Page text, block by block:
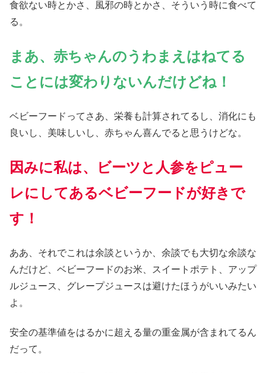
食欲ない時とかさ、風邪の時とかさ、そういう時に食べて
る。
まあ、赤ちゃんのうわまえはねてる
ことには変わりないんだけどね！
ベビーフードってさあ、栄養も計算されてるし、消化にも
良いし、美味しいし、赤ちゃん喜んでると思うけどな。
因みに私は、
ビーツと人参をピュー
レにしてあるベビーフードが好きで
す！
ああ、それでこれは余談というか、余談でも大切な余談な
んだけど、ベビーフードのお米、スイートポテト、アップ
ルジュース、グレープジュースは避けたほうがいいみたい
よ。
安全の基準値をはるかに超える量の重金属が含まれてるん
だって。